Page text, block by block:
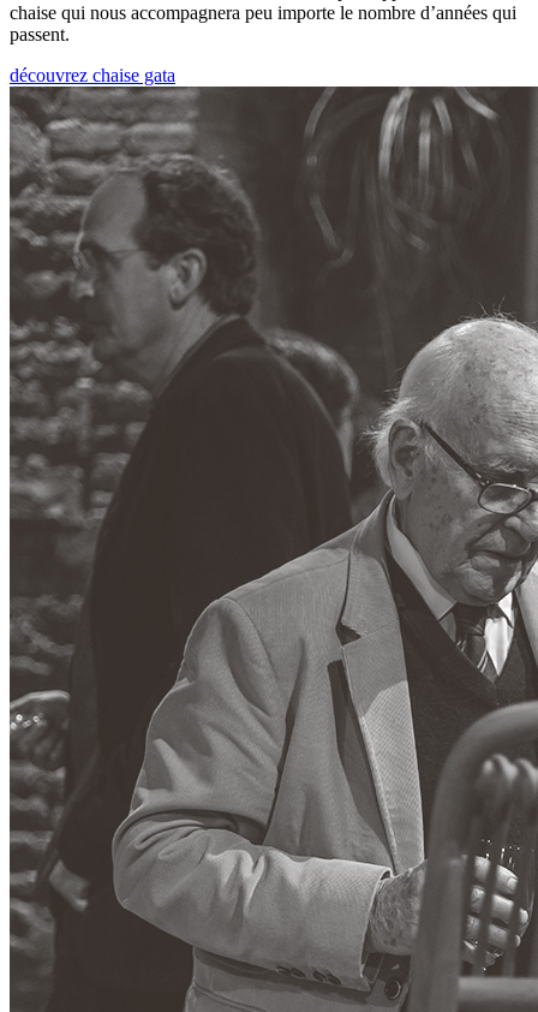
chaise qui nous accompagnera peu importe le nombre d’années qui
passent.
découvrez chaise gata